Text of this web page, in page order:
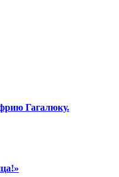
Гагалюку.